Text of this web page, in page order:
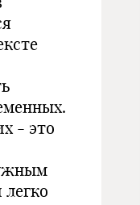
- это